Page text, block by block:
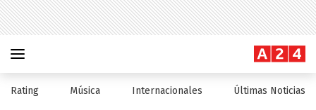
Rating Música Internacionales Últimas Noticias